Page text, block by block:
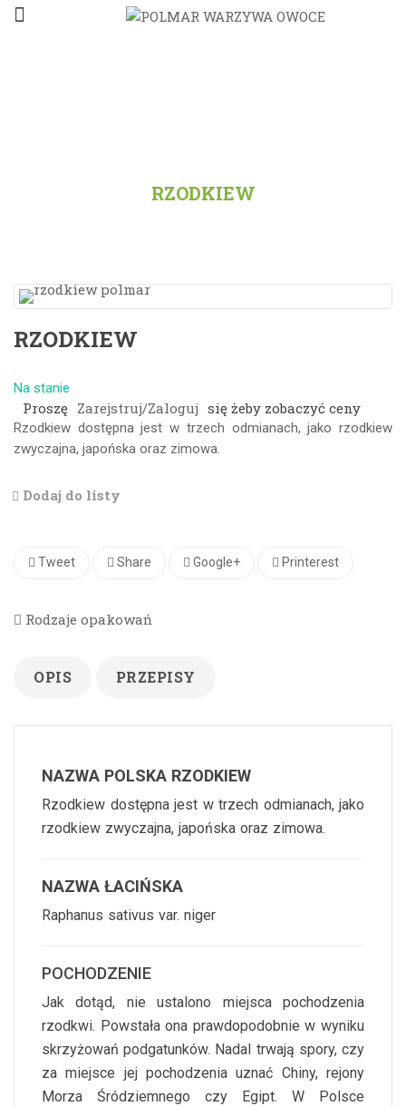
RZODKIEW
RZODKIEW
Na stanie
Proszę Zarejstruj/Zaloguj się żeby zobaczyć ceny
Rzodkiew dostępna jest w trzech odmianach, jako rzodkiew
zwyczajna, japońska oraz zimowa.
Dodaj do listy
Tweet Share Google+ Printerest
Rodzaje opakowań
OPIS PRZEPISY
NAZWA POLSKA RZODKIEW
Rzodkiew dostępna jest w trzech odmianach, jako
rzodkiew zwyczajna, japońska oraz zimowa.
NAZWA ŁACIŃSKA
Raphanus sativus var. niger
POCHODZENIE
Jak dotąd, nie ustalono miejsca pochodzenia
rzodkwi. Powstała ona prawdopodobnie w wyniku
skrzyżowań podgatunków. Nadal trwają spory, czy
za miejsce jej pochodzenia uznać Chiny, rejony
Morza Śródziemnego czy Egipt. W Polsce